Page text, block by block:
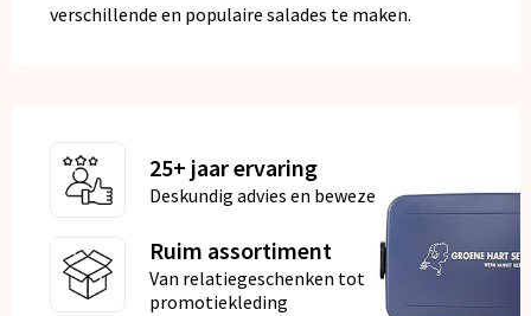
verschillende en populaire salades te maken.
25+ jaar ervaring
Deskundig advies en bewezen kwaliteit
Ruim assortiment
Van relatiegeschenken tot
promotiekleding